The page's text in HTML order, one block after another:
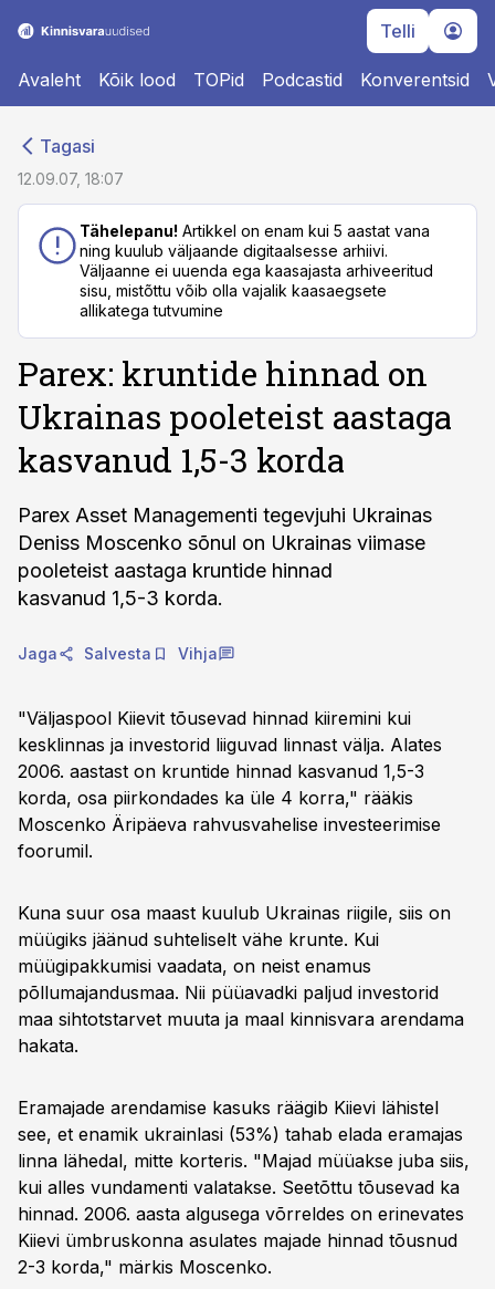
Telli
Avaleht Kõik lood TOPid Podcastid Konverentsid
Tagasi
12.09.07, 18:07
Tähelepanu! Artikkel on enam kui 5 aastat vana
ning kuulub väljaande digitaalsesse arhiivi.
Väljaanne ei uuenda ega kaasajasta arhiveeritud
sisu, mistõttu võib olla vajalik kaasaegsete
allikatega tutvumine
Parex: kruntide hinnad on
Ukrainas pooleteist aastaga
kasvanud 1,5-3 korda
Parex Asset Managementi tegevjuhi Ukrainas
Deniss Moscenko sõnul on Ukrainas viimase
pooleteist aastaga kruntide hinnad
kasvanud 1,5-3 korda.
Jaga Salvesta Vihja
"Väljaspool Kiievit tõusevad hinnad kiiremini kui
kesklinnas ja investorid liiguvad linnast välja. Alates
2006. aastast on kruntide hinnad kasvanud 1,5-3
korda, osa piirkondades ka üle 4 korra," rääkis
Moscenko Äripäeva rahvusvahelise investeerimise
foorumil.
Kuna suur osa maast kuulub Ukrainas riigile, siis on
müügiks jäänud suhteliselt vähe krunte. Kui
müügipakkumisi vaadata, on neist enamus
põllumajandusmaa. Nii püüavadki paljud investorid
maa sihtotstarvet muuta ja maal kinnisvara arendama
hakata.
Eramajade arendamise kasuks räägib Kiievi lähistel
see, et enamik ukrainlasi (53%) tahab elada eramajas
linna lähedal, mitte korteris. "Majad müüakse juba siis,
kui alles vundamenti valatakse. Seetõttu tõusevad ka
hinnad. 2006. aasta algusega võrreldes on erinevates
Kiievi ümbruskonna asulates majade hinnad tõusnud
2-3 korda," märkis Moscenko.